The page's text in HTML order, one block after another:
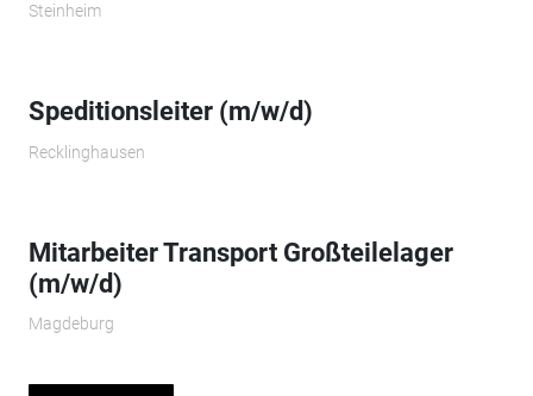
Steinheim
Speditionsleiter (m/w/d)
Recklinghausen
Mitarbeiter Transport Großteilelager
(m/w/d)
Magdeburg